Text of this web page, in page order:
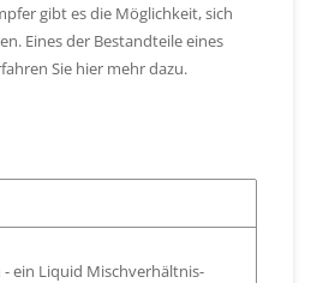
gibt es die Möglichkeit, sich
Eines der Bestandteile eines
Sie hier mehr dazu.
ein Liquid Mischverhältnis-